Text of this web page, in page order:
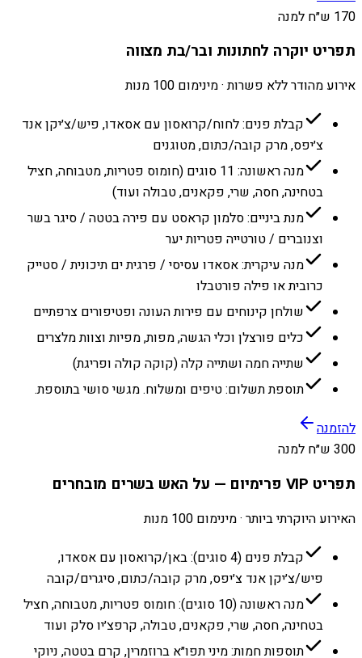
170 ש״ח למנה
תפריט יוקרה לחתונות ובר/בת מצווה
אירוע מהודר ללא פשרות · מינימום 100 מנות
קבלת פנים: לחוח/קרואסון עם אסאדו, פיש/צ׳יקן אנד
צ׳יפס, מרק קובה/כתום, מטוגנים
מנה ראשונה: 11 סוגים (חומוס פטריות, מטבוחה, חציל
בטחינה, חסה, שרי, פקאנים, טבולה ועוד)
מנת ביניים: סלמון קראסט עם פירה בטטה / סיגר בשר
וצנוברים / טורטייה פטריות יער
מנה עיקרית: אסאדו עסיסי / פרגית ים תיכונית / סטייק
כרובית או פילה פורטבלו
שולחן קינוחים עם פירות העונה ופטיפורים צרפתיים
כלים פורצלן וכלי הגשה, מפות, מפיות וצוות מלצרים
שתייה חמה ושתייה קלה (קוקה קולה ופריגת)
תוספת תשלום: טיפים ומשלוח. מגשי סושי בתוספת.
להזמנה
300 ש״ח למנה
תפריט VIP פרימיום — על האש בשרים מובחרים
האירוע היוקרתי ביותר · מינימום 100 מנות
קבלת פנים (4 סוגים): באן/קרואסון עם אסאדו,
פיש/צ׳יקן אנד צ׳יפס, מרק קובה/כתום, סיגרים/קובה
מנה ראשונה (10 סוגים): חומוס פטריות, מטבוחה, חציל
בטחינה, חסה, שרי, פקאנים, טבולה, קרפצ׳יו סלק ועוד
תוספות חמות: מיני תפו״א ברוזמרין, קרם בטטה, ניוקי